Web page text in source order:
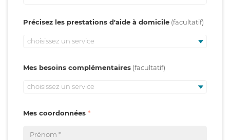
Précisez les prestations d'aide à domicile
choisissez un service
Mes besoins complémentaires
choisissez un service
Mes coordonnées